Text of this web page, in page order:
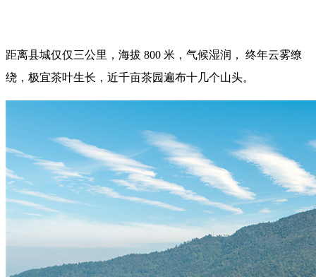
距离县城仅仅三公里，海拔 800 米，气候湿润， 终年云雾缭
绕，极宜茶叶生长，近千亩茶园遍布十几个山头。